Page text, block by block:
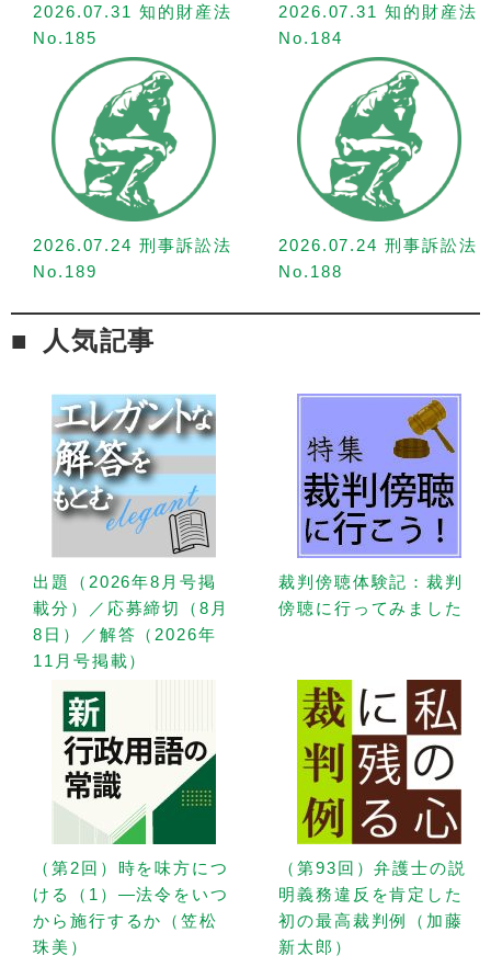
2026.07.31 知的財産法
No.185
2026.07.31 知的財産法
No.184
2026.07.24 刑事訴訟法
No.189
2026.07.24 刑事訴訟法
No.188
人気記事
出題（2026年8月号掲
載分）／応募締切（8月
8日）／解答（2026年
11月号掲載）
裁判傍聴体験記：裁判
傍聴に行ってみました
（第2回）時を味方につ
ける（1）—法令をいつ
から施行するか（笠松
珠美）
（第93回）弁護士の説
明義務違反を肯定した
初の最高裁判例（加藤
新太郎）